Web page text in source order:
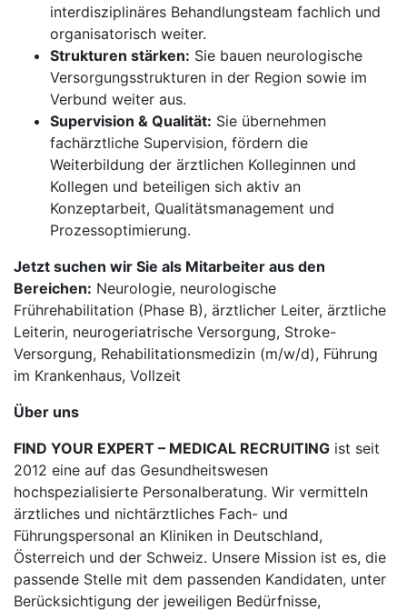
interdisziplinäres Behandlungsteam fachlich und
organisatorisch weiter.
Strukturen stärken: Sie bauen neurologische
Versorgungsstrukturen in der Region sowie im
Verbund weiter aus.
Supervision & Qualität: Sie übernehmen
fachärztliche Supervision, fördern die
Weiterbildung der ärztlichen Kolleginnen und
Kollegen und beteiligen sich aktiv an
Konzeptarbeit, Qualitätsmanagement und
Prozessoptimierung.
Jetzt suchen wir Sie als Mitarbeiter aus den
Bereichen: Neurologie, neurologische
Frührehabilitation (Phase B), ärztlicher Leiter, ärztliche
Leiterin, neurogeriatrische Versorgung, Stroke-
Versorgung, Rehabilitationsmedizin (m/w/d), Führung
im Krankenhaus, Vollzeit
Über uns
FIND YOUR EXPERT – MEDICAL RECRUITING ist seit
2012 eine auf das Gesundheitswesen
hochspezialisierte Personalberatung. Wir vermitteln
ärztliches und nichtärztliches Fach- und
Führungspersonal an Kliniken in Deutschland,
Österreich und der Schweiz. Unsere Mission ist es, die
passende Stelle mit dem passenden Kandidaten, unter
Berücksichtigung der jeweiligen Bedürfnisse,